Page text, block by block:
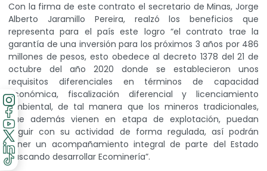
Con la firma de este contrato el secretario de Minas, Jorge
Alberto Jaramillo Pereira, realzó los beneficios que
representa para el país este logro “el contrato trae la
garantía de una inversión para los próximos 3 años por 486
millones de pesos, esto obedece al decreto 1378 del 21 de
octubre del año 2020 donde se establecieron unos
requisitos diferenciales en términos de capacidad
económica, fiscalización diferencial y licenciamiento
ambiental, de tal manera que los mineros tradicionales,
que además vienen en etapa de explotación, puedan
seguir con su actividad de forma regulada, así podrán
tener un acompañamiento integral de parte del Estado
buscando desarrollar Ecominería”.